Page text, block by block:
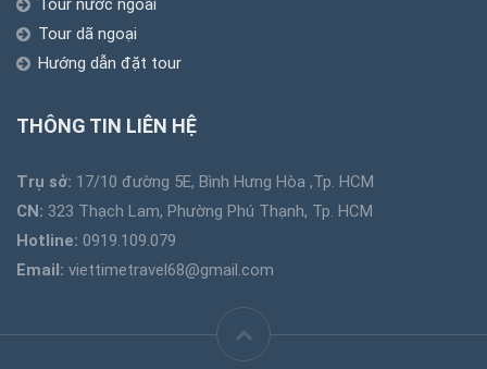
Tour nước ngoài
Tour dã ngoại
Hướng dẫn đặt tour
THÔNG TIN LIÊN HỆ
Trụ sở: 17/10 đường 5E, Bình Hưng Hòa ,Tp. HCM
CN: 323 Thạch Lam, Phường Phú Thạnh, Tp. HCM
Hotline: 0919.109.079
Email: viettimetravel68@gmail.com